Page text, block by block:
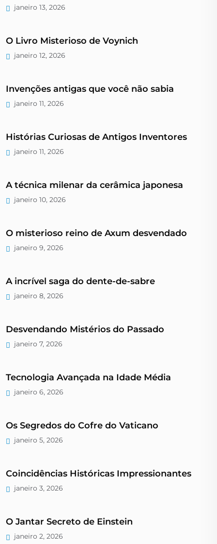
janeiro 13, 2026
O Livro Misterioso de Voynich
janeiro 12, 2026
Invenções antigas que você não sabia
janeiro 11, 2026
Histórias Curiosas de Antigos Inventores
janeiro 11, 2026
A técnica milenar da cerâmica japonesa
janeiro 10, 2026
O misterioso reino de Axum desvendado
janeiro 9, 2026
A incrível saga do dente-de-sabre
janeiro 8, 2026
Desvendando Mistérios do Passado
janeiro 7, 2026
Tecnologia Avançada na Idade Média
janeiro 6, 2026
Os Segredos do Cofre do Vaticano
janeiro 5, 2026
Coincidências Históricas Impressionantes
janeiro 3, 2026
O Jantar Secreto de Einstein
janeiro 2, 2026